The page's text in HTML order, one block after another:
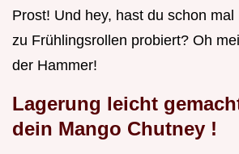
Prost! Und hey, hast du schon
zu Frühlingsrollen probiert? Oh
der Hammer!
Lagerung leicht
dein Mango Chutney !